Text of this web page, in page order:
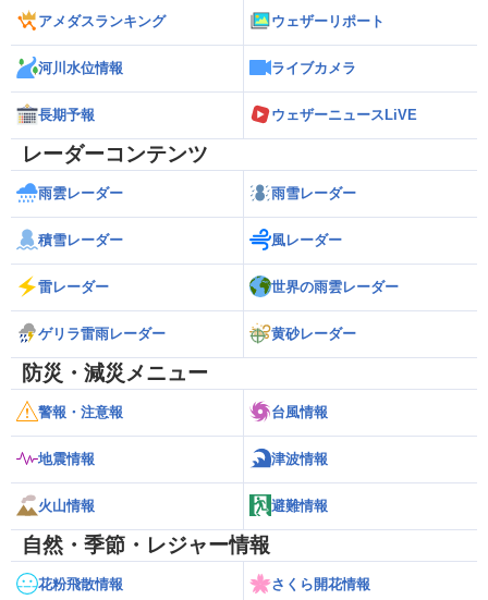
アメダスランキング ウェザーリポート
河川水位情報 ライブカメラ
長期予報 ウェザーニュースLiVE
レーダーコンテンツ
雨雲レーダー 雨雪レーダー
積雪レーダー 風レーダー
雷レーダー 世界の雨雲レーダー
ゲリラ雷雨レーダー 黄砂レーダー
防災・減災メニュー
警報・注意報 台風情報
地震情報 津波情報
火山情報 避難情報
自然・季節・レジャー情報
花粉飛散情報 さくら開花情報